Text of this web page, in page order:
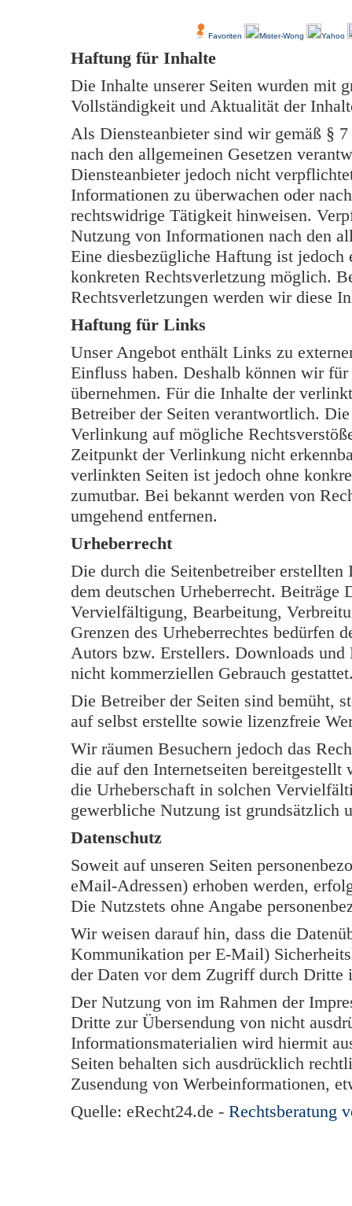
Favoriten Mister-Wong Yahoo
Haftung für Inhalte
Die Inhalte unserer Seiten wurden mit
Vollständigkeit und Aktualität der
Als Diensteanbieter sind wir gemäß §
nach den allgemeinen Gesetzen
Diensteanbieter jedoch nicht
Informationen zu überwachen oder
rechtswidrige Tätigkeit hinweisen.
Nutzung von Informationen nach den
Eine diesbezügliche Haftung ist
konkreten Rechtsverletzung möglich.
Rechtsverletzungen werden wir diese
Haftung für Links
Unser Angebot enthält Links zu
Einfluss haben. Deshalb können wir
übernehmen. Für die Inhalte der
Betreiber der Seiten verantwortlich.
Verlinkung auf mögliche
Zeitpunkt der Verlinkung nicht
verlinkten Seiten ist jedoch ohne
zumutbar. Bei bekannt werden von
umgehend entfernen.
Urheberrecht
Die durch die Seitenbetreiber
dem deutschen Urheberrecht.
Vervielfältigung, Bearbeitung,
Grenzen des Urheberrechtes bedürfen
Autors bzw. Erstellers. Downloads
nicht kommerziellen Gebrauch
Die Betreiber der Seiten sind bemüht,
auf selbst erstellte sowie lizenzfreie
Wir räumen Besuchern jedoch das
die auf den Internetseiten
die Urheberschaft in solchen
gewerbliche Nutzung ist grundsätzlich
Datenschutz
Soweit auf unseren Seiten
eMail-Adressen) erhoben werden,
Die Nutzstets ohne Angabe
Wir weisen darauf hin, dass die
Kommunikation per E-Mail)
der Daten vor dem Zugriff durch Dritte
Der Nutzung von im Rahmen der
Dritte zur Übersendung von nicht
Informationsmaterialien wird hiermit
Seiten behalten sich ausdrücklich
Zusendung von Werbeinformationen,
Quelle: eRecht24.de - Rechtsberatung